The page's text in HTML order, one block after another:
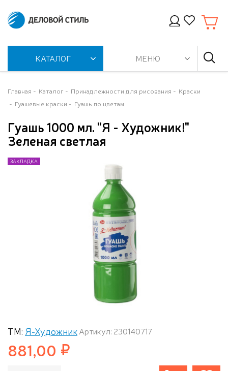
КАТАЛОГ МЕНЮ
Главная Каталог Принадлежности для рисования
Краски
Гуашевые краски
Гуашь по цветам
Гуашь 1000 мл. "Я - Художник!"
Зеленая светлая
ЗАКЛАДКА
ЗАКЛАДКА
ТМ: Я-ХудожникАртикул: 230140717
881,00